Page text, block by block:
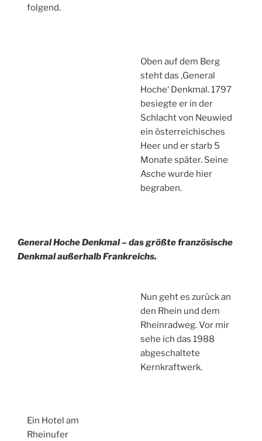
folgend.
Oben auf dem Berg
steht das ‚General
Hoche‘ Denkmal. 1797
besiegte er in der
Schlacht von Neuwied
ein österreichisches
Heer und er starb 5
Monate später. Seine
Asche wurde hier
begraben.
General Hoche Denkmal – das größte französische
Denkmal außerhalb Frankreichs.
Nun geht es zurück an
den Rhein und dem
Rheinradweg. Vor mir
sehe ich das 1988
abgeschaltete
Kernkraftwerk.
Ein Hotel am
Rheinufer